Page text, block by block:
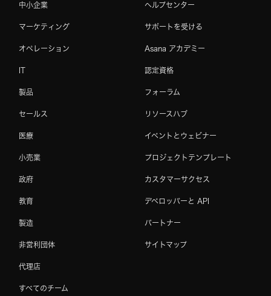
中小企業
マーケティング
オペレーション
IT
製品
セールス
医療
小売業
政府
教育
製造
非営利団体
代理店
すべてのチーム
ヘルプセンター
サポートを受ける
Asana アカデミー
認定資格
フォーラム
リソースハブ
イベントとウェビナー
プロジェクトテンプレート
カスタマーサクセス
デベロッパーと API
パートナー
サイトマップ